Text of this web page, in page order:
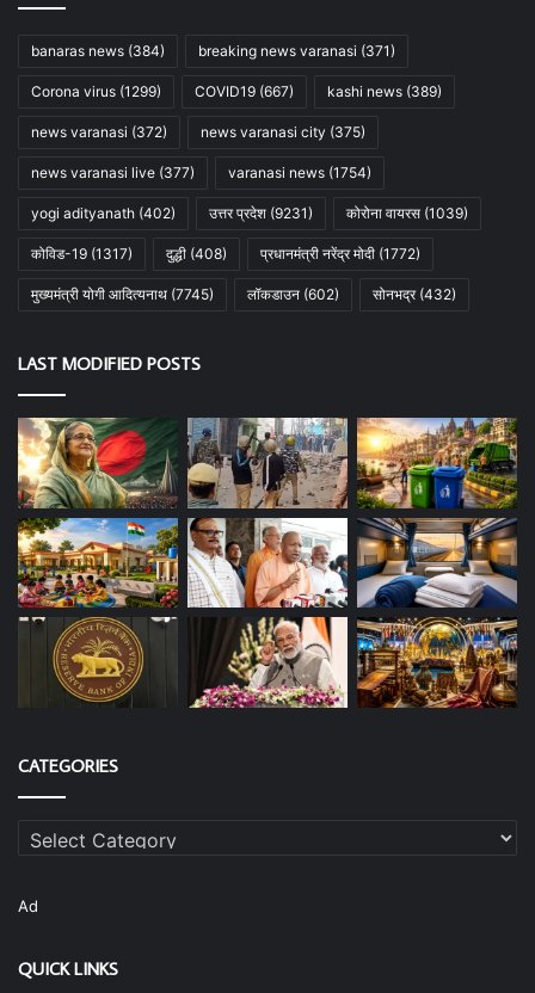
banaras news (384) breaking news varanasi (371)
Corona virus (1299) COVID19 (667) kashi news (389)
news varanasi (372) news varanasi city (375)
news varanasi live (377) varanasi news (1754)
yogi adityanath (402) उत्तर प्रदेश (9231) कोरोना वायरस (1039)
कोविड-19 (1317) दुद्धी (408) प्रधानमंत्री नरेंद्र मोदी (1772)
मुख्यमंत्री योगी आदित्यनाथ (7745) लॉकडाउन (602) सोनभद्र(432)
LAST MODIFIED POSTS
CATEGORIES
Categories
Ad
QUICK LINKS